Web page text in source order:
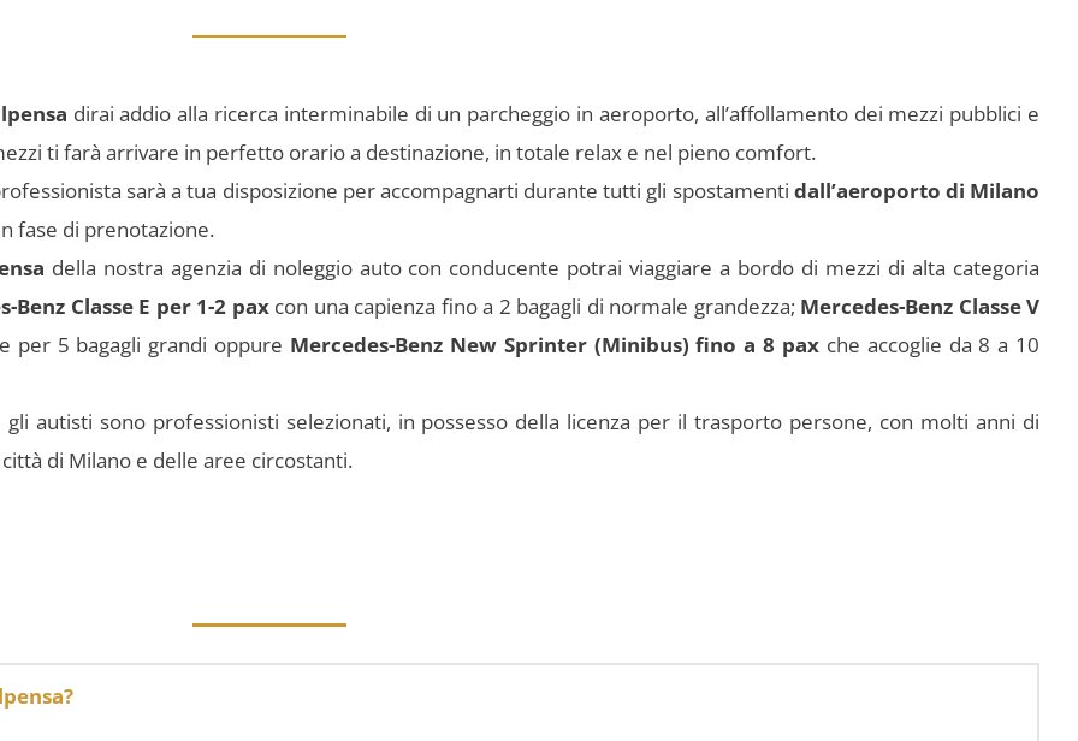
dirai addio alla ricerca interminabile di un parcheggio in aeroporto, all’affollamento dei mezzi pubblici e
ti farà arrivare in perfetto orario a destinazione, in totale relax e nel pieno comfort.
sarà a tua disposizione per accompagnarti durante tutti gli spostamenti dall’aeroporto di Milano
fase di prenotazione.
della nostra agenzia di noleggio auto con conducente potrai viaggiare a bordo di mezzi di alta categoria
Benz Classe E per 1-2 paxcon una capienza fino a 2 bagagli di normale grandezza; Mercedes-Benz Classe V
per 5 bagagli grandi oppure Mercedes-Benz New Sprinter (Minibus) fino a 8 paxche accoglie da 8 a 10
gli autisti sono professionisti selezionati, in possesso della licenza per il trasporto persone, con molti anni di
di Milano e delle aree circostanti.